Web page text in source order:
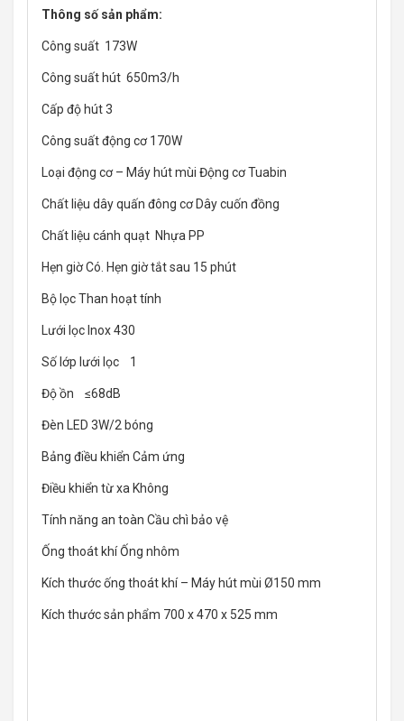
Thông số sản phẩm:
Công suất 173W
Công suất hút 650m3/h
Cấp độ hút 3
Công suất động cơ 170W
Loại động cơ – Máy hút mùi Động cơ Tuabin
Chất liệu dây quấn đông cơ Dây cuốn đồng
Chất liệu cánh quạt Nhựa PP
Hẹn giờ Có. Hẹn giờ tắt sau 15 phút
Bộ lọc Than hoạt tính
Lưới lọc Inox 430
Số lớp lưới lọc 1
Độ ồn ≤68dB
Đèn LED 3W/2 bóng
Bảng điều khiển Cảm ứng
Điều khiển từ xa Không
Tính năng an toàn Cầu chì bảo vệ
Ống thoát khí Ống nhôm
Kích thước ống thoát khí – Máy hút mùi Ø150 mm
Kích thước sản phẩm 700 x 470 x 525 mm